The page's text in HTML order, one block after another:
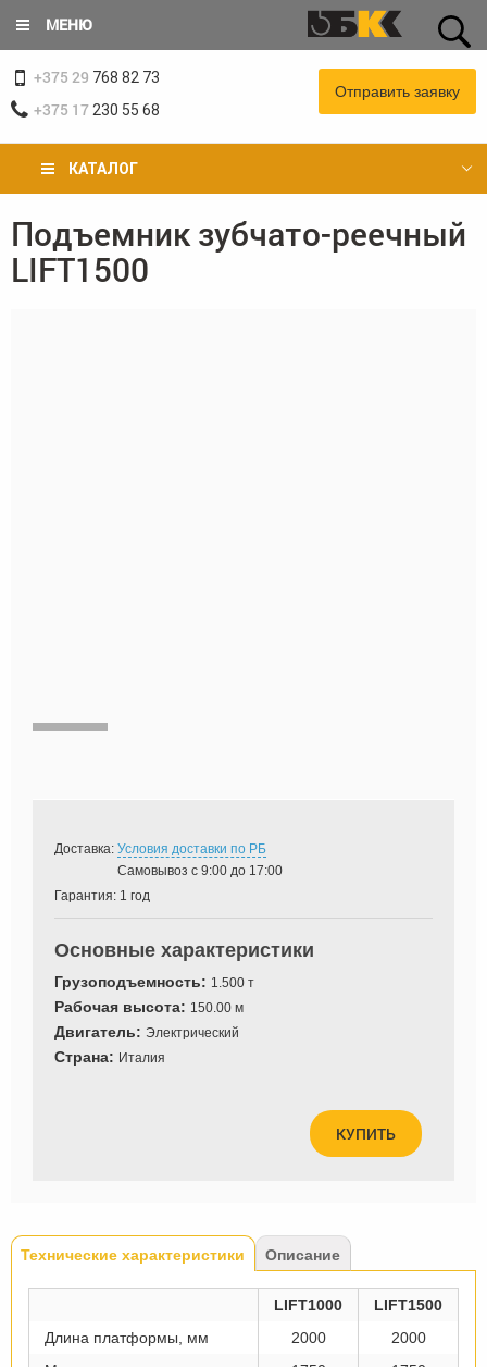
основному
содержанию
МЕНЮ
+375 29 768 82 73
+375 17 230 55 68
Отправить заявку
КАТАЛОГ
Вы
здесь
Подъемник зубчато-реечный
LIFT1500
Доставка: Условия доставки по РБ
Самовывоз с 9:00 до 17:00
Гарантия: 1 год
Основные характеристики
Грузоподъемность: 1.500 т
Рабочая высота: 150.00 м
Двигатель: Электрический
Страна: Италия
КУПИТЬ
Tabs
Технические характеристики (активная
вкладка)
Описание
LIFT1000
LIFT1500
Длина платформы, мм
2000
2000